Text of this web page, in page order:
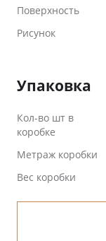
Поверхность
Рисунок
Упаковка
Кол-во шт в
коробке
Метраж коробки
Вес коробки